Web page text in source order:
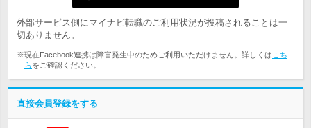
外部サービス側にマイナビ転職のご利用状況が投稿されることは一
切ありません。
※現在Facebook連携は障害発生中のためご利用いただけません。詳しくは こち
らをご確認ください。
直接会員登録をする